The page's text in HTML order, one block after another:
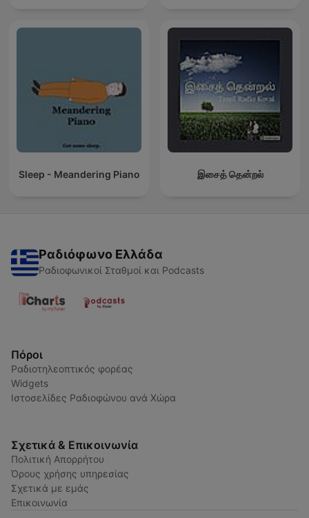
Sleep - Meandering Piano இசைத் தென்றல்
Ραδιόφωνο Ελλάδα
Ραδιοφωνικοί Σταθμοί και Podcasts
Πόροι
Ραδιοτηλεοπτικός φορέας
Widgets
Ιστοσελίδες Ραδιοφώνου ανά Χώρα
Σχετικά & Επικοινωνία
Πολιτική Απορρήτου
Όρους χρήσης υπηρεσίας
Σχετικά με εμάς
Επικοινωνία